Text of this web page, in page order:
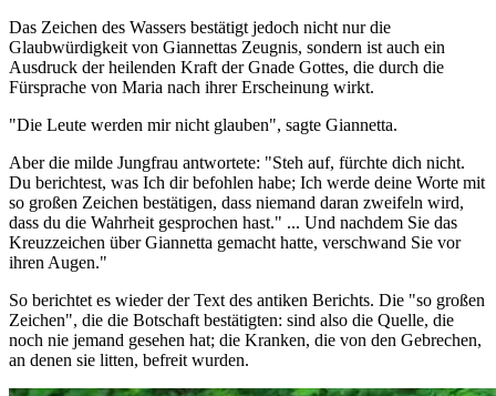
Das Zeichen des Wassers bestätigt jedoch nicht nur die
Glaubwürdigkeit von Giannettas Zeugnis, sondern ist auch ein
Ausdruck der heilenden Kraft der Gnade Gottes, die durch die
Fürsprache von Maria nach ihrer Erscheinung wirkt.
"Die Leute werden mir nicht glauben", sagte Giannetta.
Aber die milde Jungfrau antwortete: "Steh auf, fürchte dich nicht.
Du berichtest, was Ich dir befohlen habe; Ich werde deine Worte mit
so großen Zeichen bestätigen, dass niemand daran zweifeln wird,
dass du die Wahrheit gesprochen hast." ... Und nachdem Sie das
Kreuzzeichen über Giannetta gemacht hatte, verschwand Sie vor
ihren Augen."
So berichtet es wieder der Text des antiken Berichts. Die "so großen
Zeichen", die die Botschaft bestätigten: sind also die Quelle, die
noch nie jemand gesehen hat; die Kranken, die von den Gebrechen,
an denen sie litten, befreit wurden.